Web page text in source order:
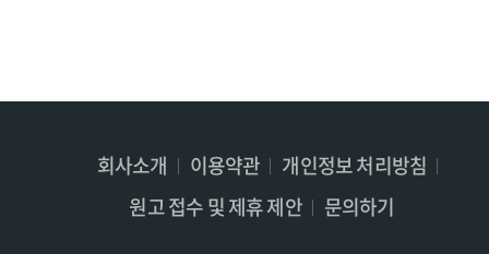
회사소개 이용약관
개인정보 처리방침
원고 접수 및 제휴 제안
문의하기